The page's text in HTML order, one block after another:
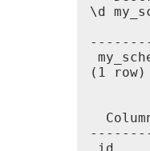
\d
(1 row)